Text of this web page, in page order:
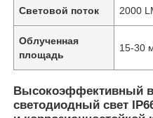
Световой поток 2000
Облученная
площадь
15-30
Высокоэффективный
светодиодный свет